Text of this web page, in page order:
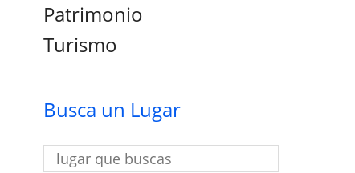
Patrimonio
Turismo
Busca un Lugar